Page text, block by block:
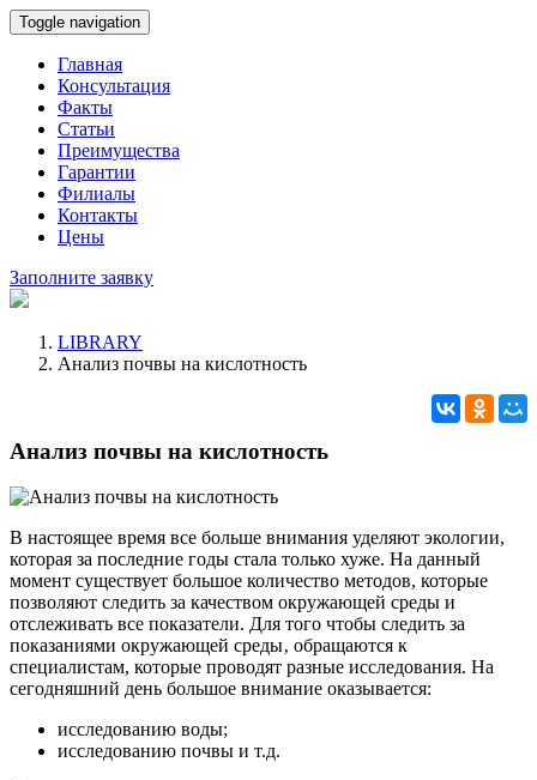
Toggle navigation
Главная
Консультация
Факты
Статьи
Преимущества
Гарантии
Филиалы
Контакты
Цены
Заполните заявку
LIBRARY
Анализ почвы на кислотность
Анализ почвы на кислотность
В настоящее время все больше внимания уделяют экологии,
которая за последние годы стала только хуже. На данный
момент существует большое количество методов, которые
позволяют следить за качеством окружающей среды и
отслеживать все показатели. Для того чтобы следить за
показаниями окружающей среды‚ обращаются к
специалистам, которые проводят разные исследования. На
сегодняшний день большое внимание оказывается:
исследованию воды;
исследованию почвы и т.д.